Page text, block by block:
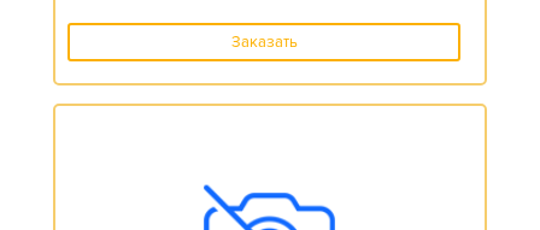
Заказать